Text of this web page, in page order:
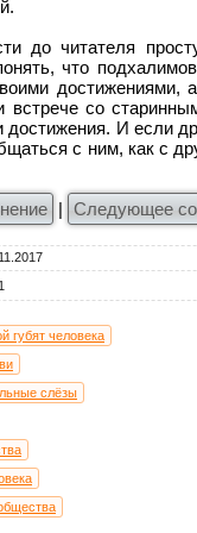
до читателя
что
достижениями,
встрече со
И если
с ним, как с
| Следующее
1
губят человека
слёзы